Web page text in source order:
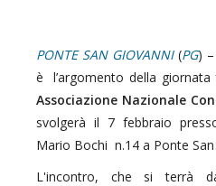
PONTE SAN GIOVANNI(PG)
è l’argomento della giornata
Associazione Nazionale
svolgerà il 7 febbraio
Mario Bochi n.14 a Ponte San
L'incontro, che si terrà